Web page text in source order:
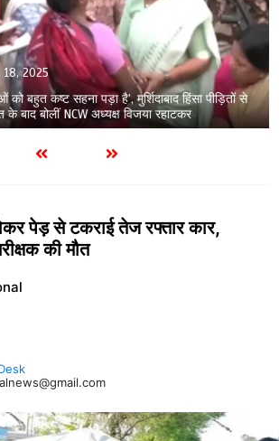
सहना पड़ा है’, मुर्शिदाबाद हिंसा पीड़ितों से
NCW अध्यक्ष विजया रहाटकर
पेड़ से टकराई तेज रफ्तार कार,
की मौत